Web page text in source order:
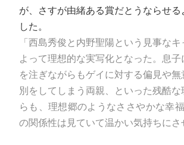
が、さすが由緒ある賞だとうならせ
した。
「西島秀俊と内野聖陽という見事な
よって理想的な実写化となった。息
を注ぎながらもゲイに対する偏見や
別をしてしまう両親、といった残酷
らも、理想郷のようなささやかな幸
の関係性は見ていて温かい気持ちにさ